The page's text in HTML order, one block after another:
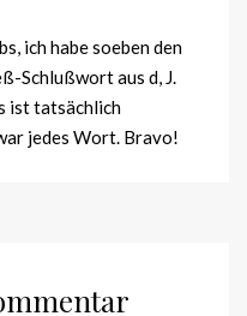
ich habe soeben den
Schlußwort aus d, J.
ist tatsächlich
jedes Wort. Bravo!